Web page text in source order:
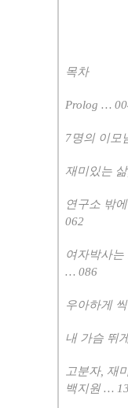
목차
Prolog …
7명의 이모
재미있는 삶,
연구소 밖
062
여자박사
… 086
우아하게
내 가슴 뛰
고분자, 재
백지원…